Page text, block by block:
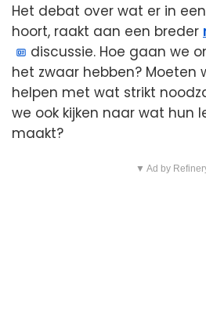
Het debat over wat er in
hoort, raakt aan een breder
discussie. Hoe gaan we
het zwaar hebben? Moeten
helpen met wat strikt
we ook kijken naar wat hun
maakt?
▼ Ad by